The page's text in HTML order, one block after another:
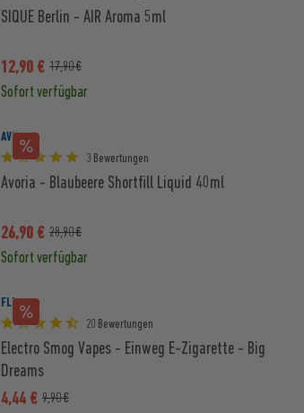
SIQUE Berlin - AIR Aroma 5ml
12,90 € 17,90 €
Sofort verfügbar
AVORIA
3 Bewertungen
Avoria - Blaubeere Shortfill Liquid 40ml
26,90 € 28,90 €
Sofort verfügbar
FLER
20 Bewertungen
Electro Smog Vapes - Einweg E-Zigarette - Big
Dreams
4,44 € 9,90 €